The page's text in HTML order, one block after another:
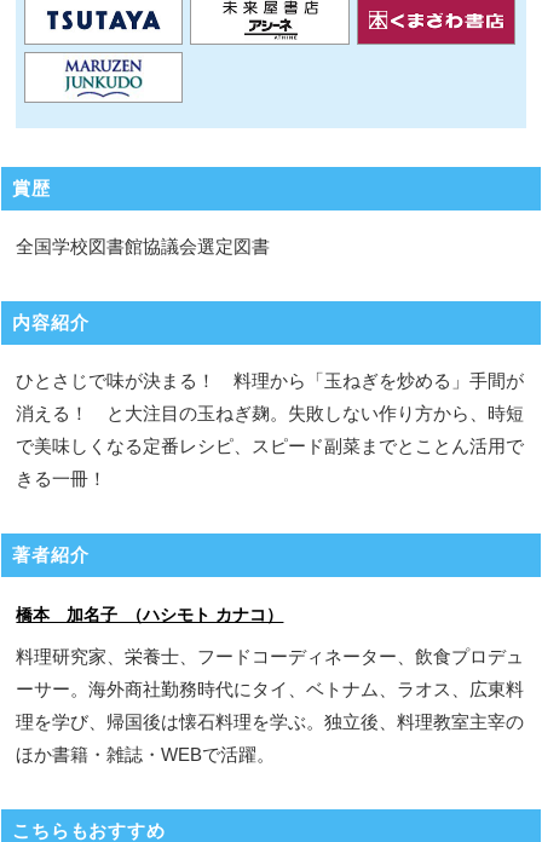
賞歴
全国学校図書館協議会選定図書
内容紹介
ひとさじで味が決まる！ 料理から「玉ねぎを炒める」手間が
消える！ と大注目の玉ねぎ麹。失敗しない作り方から、時短
で美味しくなる定番レシピ、スピード副菜までとことん活用で
きる一冊！
著者紹介
橋本 加名子 （ハシモト カナコ）
料理研究家、栄養士、フードコーディネーター、飲食プロデュ
ーサー。海外商社勤務時代にタイ、ベトナム、ラオス、広東料
理を学び、帰国後は懐石料理を学ぶ。独立後、料理教室主宰の
ほか書籍・雑誌・WEBで活躍。
こちらもおすすめ